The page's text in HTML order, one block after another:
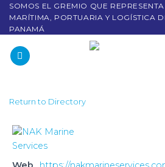
SOMOS EL GREMIO QUE
MARÍTIMA, PORTUARIA Y LOGÍSTICA
PANAMÁ
Return to Directory